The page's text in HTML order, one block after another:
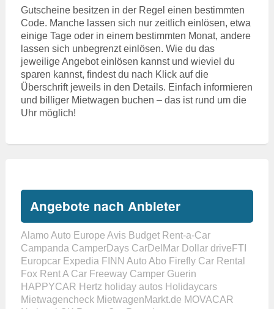
Gutscheine besitzen in der Regel einen bestimmten
Code. Manche lassen sich nur zeitlich einlösen, etwa
einige Tage oder in einem bestimmten Monat, andere
lassen sich unbegrenzt einlösen. Wie du das
jeweilige Angebot einlösen kannst und wieviel du
sparen kannst, findest du nach Klick auf die
Überschrift jeweils in den Details. Einfach informieren
und billiger Mietwagen buchen – das ist rund um die
Uhr möglich!
Angebote nach Anbieter
Alamo Auto Europe Avis Budget Rent-a-Car
Campanda CamperDays CarDelMar Dollar driveFTI
Europcar Expedia FINN Auto Abo Firefly Car Rental
Fox Rent A Car Freeway Camper Guerin
HAPPYCAR Hertz holiday autos Holidaycars
Mietwagencheck MietwagenMarkt.de MOVACAR